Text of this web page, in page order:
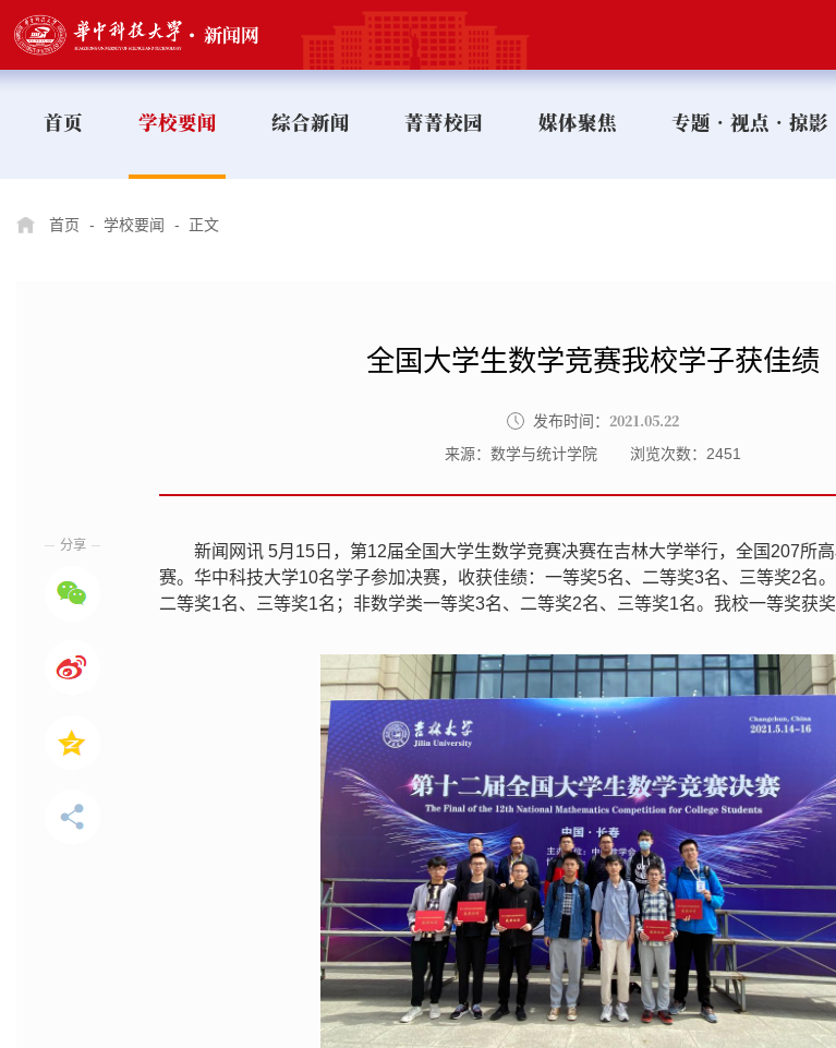
首页 学校要闻 综合新闻 菁菁校园 媒体聚焦 专题•视点•掠影
首页 - 学校要闻 - 正文
全国大学生数学竞赛我校学子获佳绩
发布时间： 2021.05.22
来源：数学与统计学院 浏览次数： 2451
新闻网讯 5月15日，第12届全国大学生数学竞赛决赛在吉林大学举行，全国207所
赛。华中科技大学10名学子参加决赛，收获佳绩：一等奖5名、二等奖3名、三等奖2名
二等奖1名、三等奖1名；非数学类一等奖3名、二等奖2名、三等奖1名。我校一等奖获奖
分享